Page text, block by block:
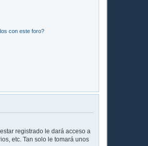
con este foro?
registrado le dará acceso a
etc. Tan solo le tomará unos